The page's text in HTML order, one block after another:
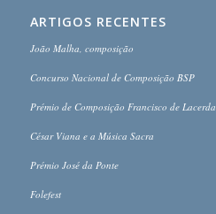
ARTIGOS RECENTES
João Malha, composição
Concurso Nacional de Composição BSP
Prémio de Composição Francisco de Lacerda
César Viana e a Música Sacra
Prémio José da Ponte
Folefest